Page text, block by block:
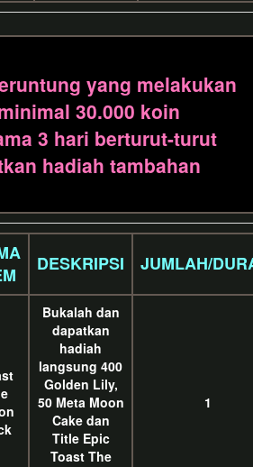
yang melakukan
30.000 koin
3 hari berturut-turut
hadiah tambahan
DESKRIPSI JUMLAH/
Bukalah dan
dapatkan
hadiah
langsung 400
Golden Lily,
50 Meta Moon
Cake dan
Title Epic
Toast The
1